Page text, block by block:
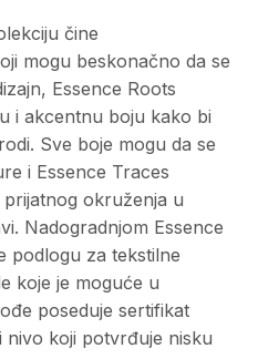
čine
mogu beskonačno da se
Essence Roots
i akcentnu boju kako bi
Sve boje mogu da se
i Essence Traces
okruženja u
Nadogradnjom Essence
podlogu za tekstilne
koje je moguće u
poseduje sertifikat
koji potvrđuje nisku